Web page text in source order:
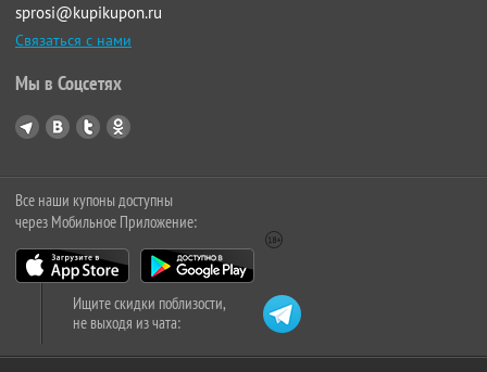
sprosi@kupikupon.ru
Связаться с нами
Мы в Соцсетях
Все наши купоны доступны
через Мобильное Приложение:
Ищите скидки поблизости,
не выходя из чата: